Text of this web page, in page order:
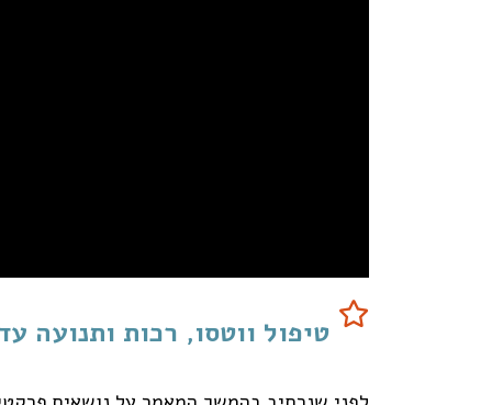
טיפול ווטסו, רכות ותנועה